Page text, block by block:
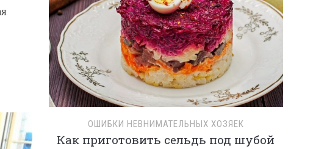
ОШИБКИ НЕВНИМАТЕЛЬНЫХ ХОЗЯЕК
Как приготовить сельдь под шубой